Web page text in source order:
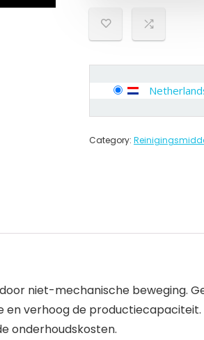
Category:
niet-mechanische beweging.
verhoog de
onderhoudskosten.